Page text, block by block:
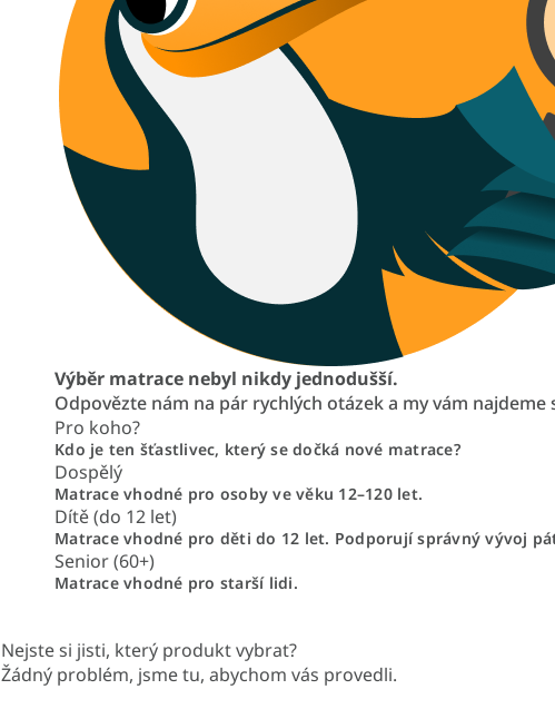
Výběr matrace nebyl nikdy jednodušší.
Odpovězte nám na pár rychlých otázek a my vám
Pro koho?
Kdo je ten šťastlivec, který se dočká nové matrace?
Dospělý
Matrace vhodné pro osoby ve věku 12–120 let.
Dítě (do 12 let)
Matrace vhodné pro děti do 12 let. Podporují správný vývoj
Senior (60+)
Matrace vhodné pro starší lidi.
Nejste si jisti, který produkt vybrat?
Žádný problém, jsme tu, abychom vás provedli.